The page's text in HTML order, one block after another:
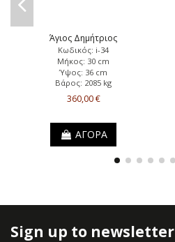
Άγιος Δημήτριος
Κωδικός: i-34
Μήκος: 30 cm
Ύψος: 36 cm
Βάρος: 2085 kg
360,00 €
ΑΓΟΡΑ
Sign up to newsletter